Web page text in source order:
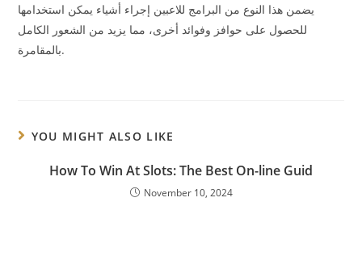
يضمن هذا النوع من البرامج للاعبين إجراء أشياء يمكن استخدامها
للحصول على حوافز وفوائد أخرى، مما يزيد من الشعور الكامل
بالمقامرة.
YOU MIGHT ALSO LIKE
How To Win At Slots: The Best On-line Guid
November 10, 2024